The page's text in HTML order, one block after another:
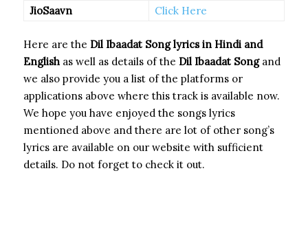
JioSaavn
Click Here
Here are the Dil Ibaadat Songlyrics in Hindi and
English as well as details of the Dil Ibaadat Song and
we also provide you a list of the platforms or
applications above where this track is available now.
We hope you have enjoyed the songs lyrics
mentioned above and there are lot of other song’s
lyrics are available on our website with sufficient
details. Do not forget to check it out.